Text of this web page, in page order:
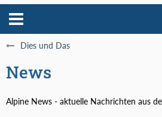
Dies und Das
News
Alpine News - aktuelle Nachrichten aus